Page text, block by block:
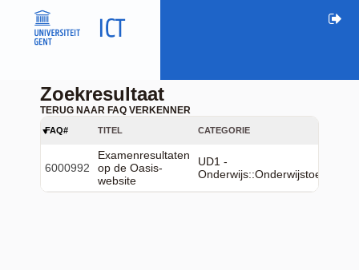
Zoekresultaat
TERUG NAAR FAQ VERKENNER
FAQ# TITEL CATEGORIE
6000992
Examenresultaten
op de Oasis-
website
UD1 -